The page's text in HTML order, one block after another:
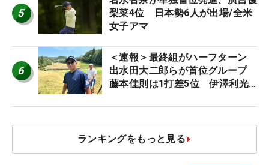
5
梨菜4位 日本勢6人が出場/全米
女子アマ
6
＜速報＞最終組がハーフターン
出水田大二郎らが首位グループ
藤本佳則は1打差5位 伊澤利光
JOYX OPEN】
ランキングをもっと見る